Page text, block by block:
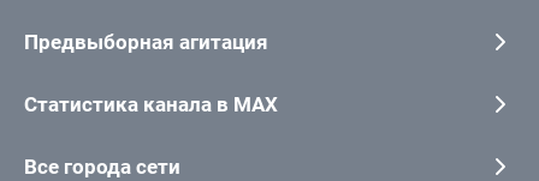
Предвыборная агитация
Статистика канала в MAX
Все города сети